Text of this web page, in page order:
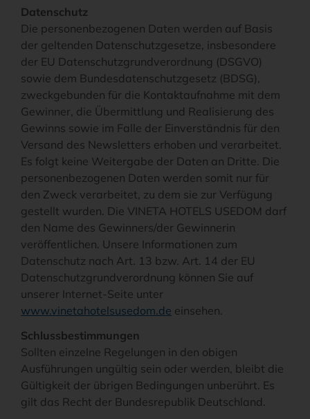
Datenschutz
Die personenbezogenen Daten werden auf Basis
der geltenden Datenschutzgesetze, insbesondere
der EU Datenschutzgrundverordnung (DSGVO)
sowie dem Bundesdatenschutzgesetz (BDSG),
zweckgebunden für die Kontaktaufnahme mit dem
Gewinner, die Übermittlung und Realisierung des
Gewinns sowie im Falle der Einverständnis für den
Versand des Newsletters erhoben und verarbeitet.
Es folgt keine Weitergabe der Daten an Dritte. Die
personenbezogenen Daten werden somit nur für
den Zweck verarbeitet, zu dem sie zur Verfügung
gestellt wurden. Die VINETA HOTELS USEDOM darf
den Name des Gewinners/der Gewinnerin
veröffentlichen. Unsere Informationen zum
Datenschutz nach Art. 13 bzw. Art. 14 der EU
Datenschutzgrundverordnung können Sie auf
unserer Internet-Seite unter
www.vinetahotelsusedom.de einsehen.
Schlussbestimmungen
Sollten einzelne Regelungen in den obigen
Ausführungen ungültig sein oder werden, bleibt die
Gültigkeit der übrigen Bedingungen unberührt. Es
gilt das Recht der Bundesrepublik Deutschland.